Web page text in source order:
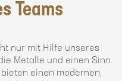
Teams
nur mit Hilfe unseres
Metalle und einen Sinn
einen modernen,